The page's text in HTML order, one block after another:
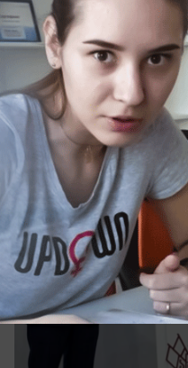
ТРЦ, музей,
по Сочи достигли
форуме в Санкт-
Их подписали, как мэр